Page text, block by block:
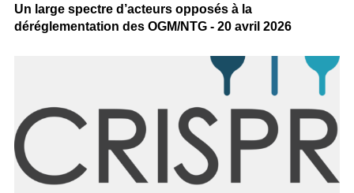
Un large spectre d’acteurs opposés à la
déréglementation des OGM/NTG - 20 avril 2026